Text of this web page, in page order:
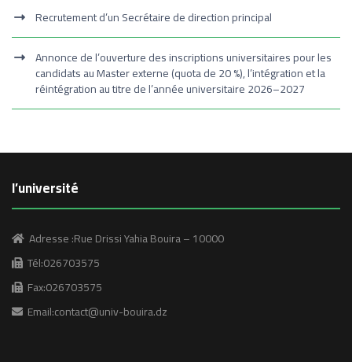
Recrutement d’un Secrétaire de direction principal
Annonce de l’ouverture des inscriptions universitaires pour les
candidats au Master externe (quota de 20 %), l’intégration et la
réintégration au titre de l’année universitaire 2026–2027
l’université
Adresse :Rue Drissi Yahia Bouira – 10000
Tél:026703575
Fax:026703575
Email:contact@univ-bouira.dz